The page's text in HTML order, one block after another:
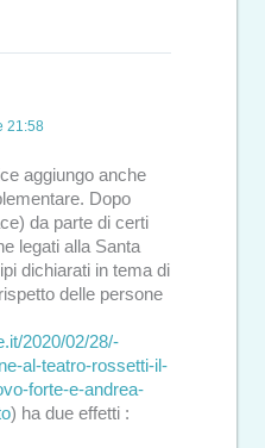
21:58
aggiungo anche
Dopo
da parte di certi
legati alla Santa
dichiarati in tema di
delle persone
2020/02/28/-
al-teatro-rossetti-il-
forte-e-andrea-
) ha due effetti :